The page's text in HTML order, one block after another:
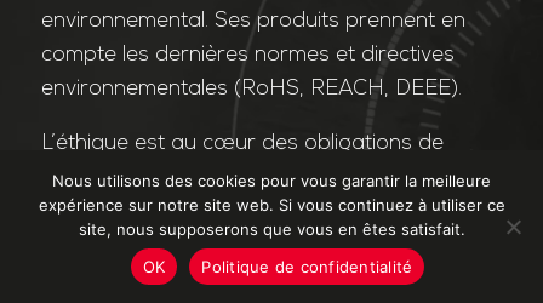
environnemental. Ses produits prennent en
compte les dernières normes et directives
environnementales (RoHS, REACH, DEEE).
L’éthique est au cœur des obligations de
l’entreprise et de ses valeurs. Nos affaires
sont conduites dans le strict respect des
différentes lois applicables dans le domaine
de la lutte contre la corruption et le trafic
Nous utilisons des cookies pour vous garantir la meilleure
expérience sur notre site web. Si vous continuez à utiliser ce
site, nous supposerons que vous en êtes satisfait.
OK
Politique de confidentialité